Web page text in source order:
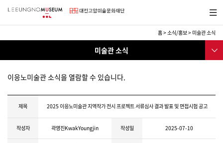
메
소
교
행사
보도자료
채용공고
홈>소식/홍보> 미술관 소식
미술관 소식
이응노미술관 소식을 열람할 수 있습니다.
제목 2025 이응노미술관 지역작가 전시 프로젝트 서류심사 결과 발표 및 면접시험 공고
작성자 곽영진KwakYoungjin 작성일 2025-07-10